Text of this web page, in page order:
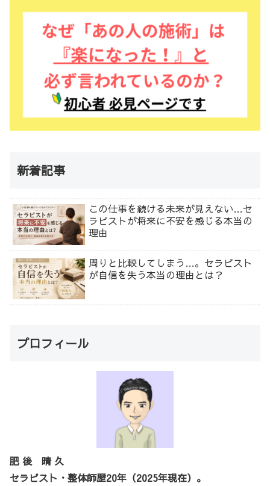
新着記事
この仕事を続ける未来が見えない…セ
ラピストが将来に不安を感じる本当の
理由
周りと比較してしまう…。セラピスト
が自信を失う本当の理由とは？
プロフィール
肥 後 晴 久
セラピスト・整体師歴20年（2025年現在）。